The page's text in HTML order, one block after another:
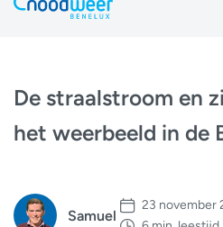
De straalstroom en
het weerbeeld in de
Samuel
23 november